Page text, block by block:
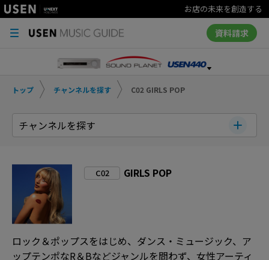
お店の未来を創造する
資料請求
トップ チャンネルを探す C02 GIRLS POP
チャンネルを探す
C02 GIRLS POP
ロック＆ポップスをはじめ、ダンス・ミュージック、ア
ップテンポなR＆Bなどジャンルを問わず、女性アーティ